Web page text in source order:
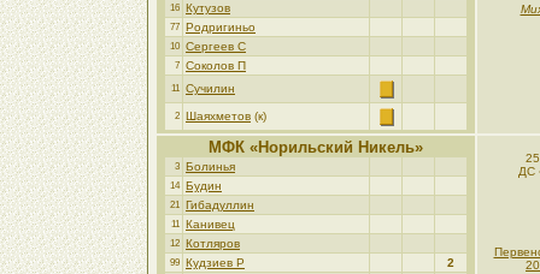
16 Кутузов
77 Родригиньо
10 Сергеев С
7 Соколов П
11 Сучилин
2 Шаяхметов (к)
МФК «Норильский Никель»
3 Болинья
14 Будин
21 Гибадуллин
11 Канивец
12 Котляров
99 Кудзиев Р 2
ДС